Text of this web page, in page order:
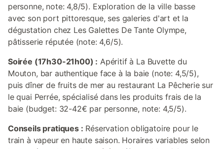
personne, note: 4,8/5). Exploration de la ville basse
avec son port pittoresque, ses galeries d'art et la
dégustation chez Les Galettes De Tante Olympe,
pâtisserie réputée (note: 4,6/5).
Soirée (17h30-21h00) : Apéritif à La Buvette du
Mouton, bar authentique face à la baie (note: 4,5/5),
puis dîner de fruits de mer au restaurant La Pêcherie sur
le quai Perrée, spécialisé dans les produits frais de la
baie (budget: 32-42€ par personne, note: 4,5/5).
Conseils pratiques : Réservation obligatoire pour le
train à vapeur en haute saison. Horaires variables selon